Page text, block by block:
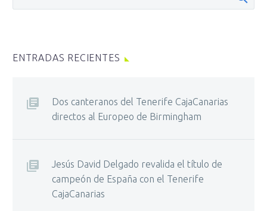
ENTRADAS RECIENTES
Dos canteranos del Tenerife CajaCanarias
directos al Europeo de Birmingham
Jesús David Delgado revalida el título de
campeón de España con el Tenerife
CajaCanarias